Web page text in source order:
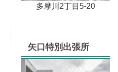
多摩川2丁目5-20
矢口特別出張所